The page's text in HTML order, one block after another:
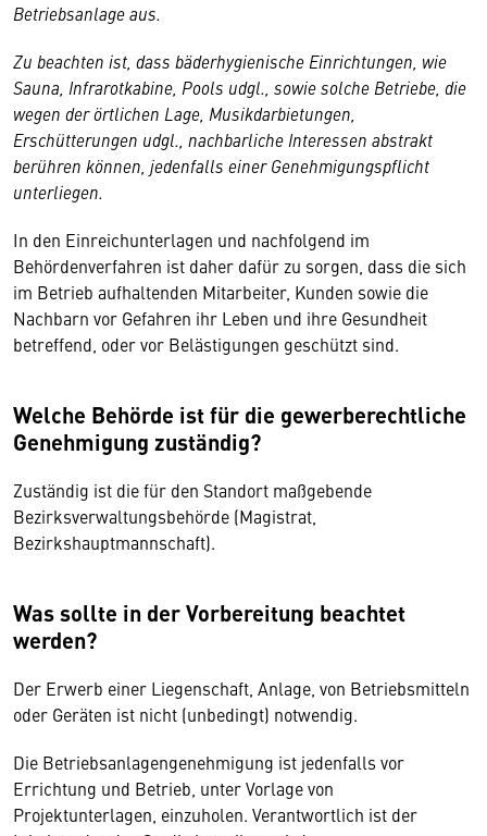
Betriebsanlage aus.
Zu beachten ist, dass bäderhygienische Einrichtungen, wie
Sauna, Infrarotkabine, Pools udgl., sowie solche Betriebe, die
wegen der örtlichen Lage, Musikdarbietungen,
Erschütterungen udgl., nachbarliche Interessen abstrakt
berühren können, jedenfalls einer Genehmigungspflicht
unterliegen.
In den Einreichunterlagen und nachfolgend im
Behördenverfahren ist daher dafür zu sorgen, dass die sich
im Betrieb aufhaltenden Mitarbeiter, Kunden sowie die
Nachbarn vor Gefahren ihr Leben und ihre Gesundheit
betreffend, oder vor Belästigungen geschützt sind.
Welche Behörde ist für die gewerberechtliche
Genehmigung zuständig?
Zuständig ist die für den Standort maßgebende
Bezirksverwaltungsbehörde (Magistrat,
Bezirkshauptmannschaft).
Was sollte in der Vorbereitung beachtet
werden?
Der Erwerb einer Liegenschaft, Anlage, von Betriebsmitteln
oder Geräten ist nicht (unbedingt) notwendig.
Die Betriebsanlagengenehmigung ist jedenfalls vor
Errichtung und Betrieb, unter Vorlage von
Projektunterlagen, einzuholen. Verantwortlich ist der